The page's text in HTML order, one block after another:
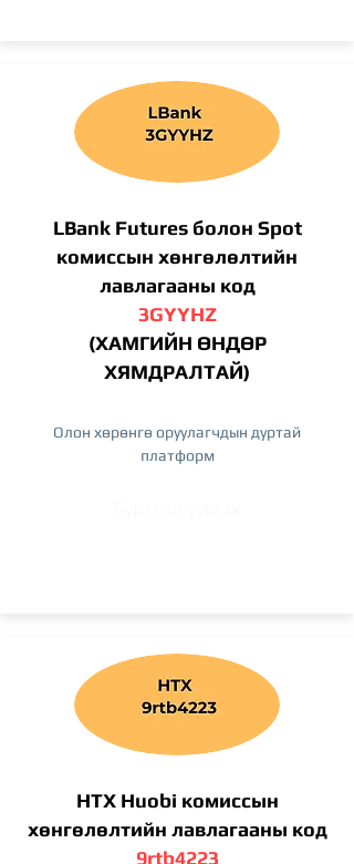
LBank Futures болон Spot
комиссын хөнгөлөлтийн
лавлагааны код
3GYYHZ
(ХАМГИЙН ӨНДӨР
ХЯМДРАЛТАЙ)
Олон хөрөнгө оруулагчдын дуртай
платформ
HTX Huobi комиссын
хөнгөлөлтийн лавлагааны код
9rtb4223